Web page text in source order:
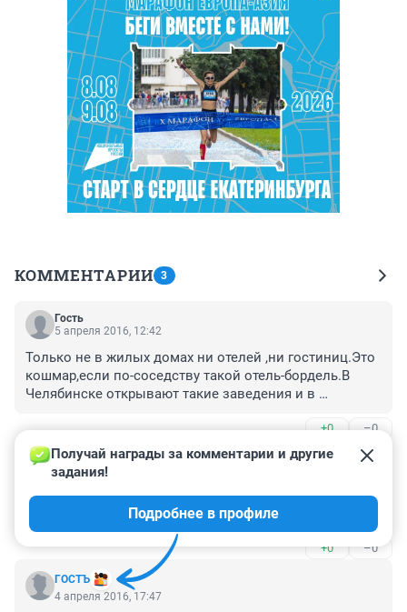
КОММЕНТАРИИ 3
Гость
5 апреля 2016, 12:42
Только не в жилых домах ни отелей ,ни гостиниц.Это
кошмар,если по-соседству такой отель-бордель.В
Челябинске открывают такие заведения и в
каким-то образом квартиры для инвалидов-
колясочников с пандусами администрация города
дает разрешение на продажу под часовые
специализированное жилье.Горе-бизнесмены купят
подешевле квартиры,установят унитаз,душ и кровать
и работают. Гостиницы,хостелы отели должны
строится отдельно,но ни как в жилых домах.
+0 –0
Гость
4 апреля 2016, 19:38
Как говорил один мем - кошмарь меня полностью.
Частный бизнес рип.
+0 –0
ГОСТЪ
Получай награды за комментарии и другие
задания!
Подробнее в профиле
4 апреля 2016, 17:47